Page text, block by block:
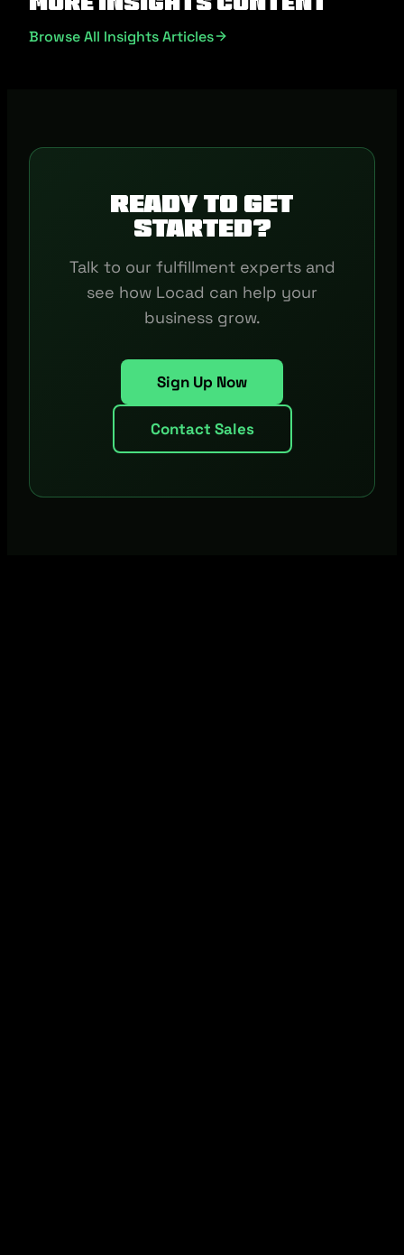
Browse All Insights Articles
Ready to get
started?
Talk to our fulfillment experts and
see how Locad can help your
business grow.
Sign Up Now
Contact Sales